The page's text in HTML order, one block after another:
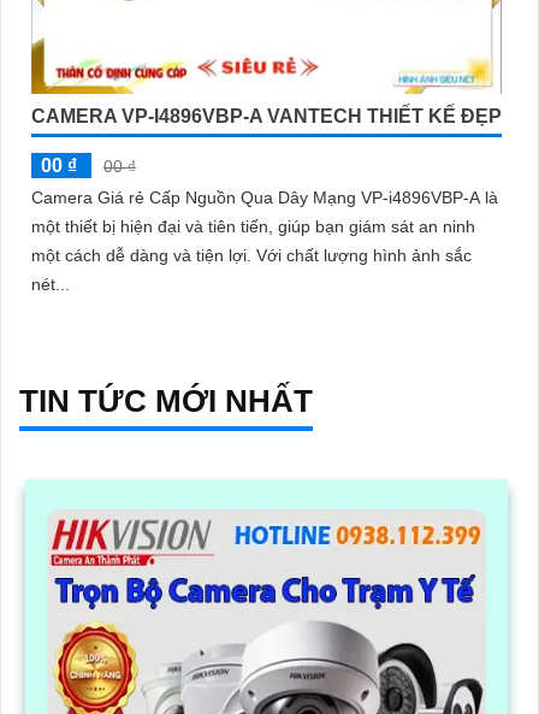
CAMERA VP-I4896VBP-A VANTECH THIẾT KẾ ĐẸP
00 ₫
00 ₫
Camera Giá rẻ Cấp Nguồn Qua Dây Mạng VP-i4896VBP-A là
một thiết bị hiện đại và tiên tiến, giúp bạn giám sát an ninh
một cách dễ dàng và tiện lợi. Với chất lượng hình ảnh sắc
nét...
TIN TỨC MỚI NHẤT